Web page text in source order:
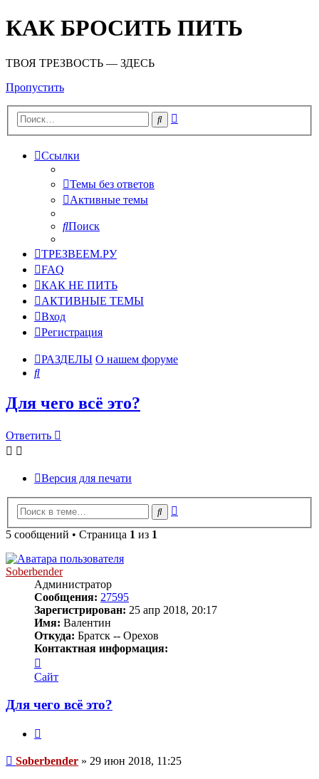
КАК БРОСИТЬ ПИТЬ
ТВОЯ ТРЕЗВОСТЬ — ЗДЕСЬ
Пропустить
Поиск
Ссылки
Темы без ответов
Активные темы
Поиск
ТРЕЗВЕЕМ.РУ
FAQ
КАК НЕ ПИТЬ
АКТИВНЫЕ ТЕМЫ
Вход
Регистрация
РАЗДЕЛЫ О нашем форуме
Поиск
Для чего всё это?
Ответить
Версия для печати
Поиск
5 сообщений • Страница 1 из 1
Soberbender
Администратор
Сообщения: 27595
Зарегистрирован: 25 апр 2018, 20:17
Имя: Валентин
Откуда: Братск -- Орехов
Контактная информация:
информация
пользователя
Soberbender
Сайт
Для чего всё это?
Сообщение
Soberbender » 29 июн 2018, 11:25